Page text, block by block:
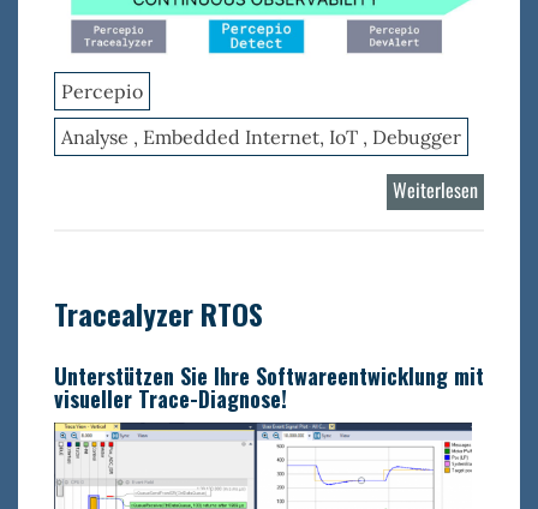
Percepio
Analyse , Embedded Internet, IoT , Debugger
Weiterlesen
Tracealyzer RTOS
Unterstützen Sie Ihre Softwareentwicklung mit
visueller Trace-Diagnose!